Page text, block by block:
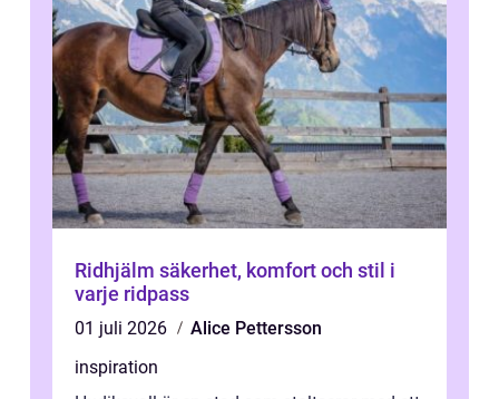
Ridhjälm säkerhet, komfort och stil i
varje ridpass
01 juli 2026
Alice Pettersson
inspiration